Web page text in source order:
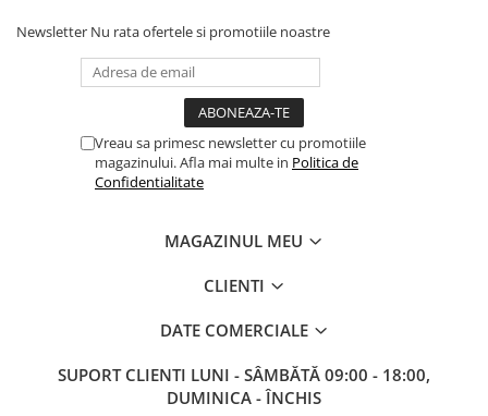
Newsletter Nu rata ofertele si promotiile noastre
Vreau sa primesc newsletter cu promotiile
magazinului. Afla mai multe in Politica de
Confidentialitate
MAGAZINUL MEU
CLIENTI
DATE COMERCIALE
SUPORT CLIENTI LUNI - SÂMBĂTĂ 09:00 - 18:00,
DUMINICA - ÎNCHIS